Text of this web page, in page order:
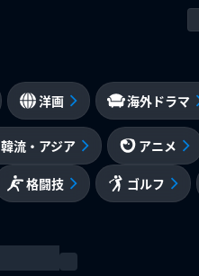
洋画 海外ドラマ
韓流・アジア アニメ
格闘技 ゴルフ